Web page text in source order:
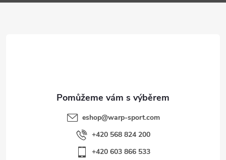
a
eshop@warp-sport.com
+420 568 824 200
+420 603 866 533